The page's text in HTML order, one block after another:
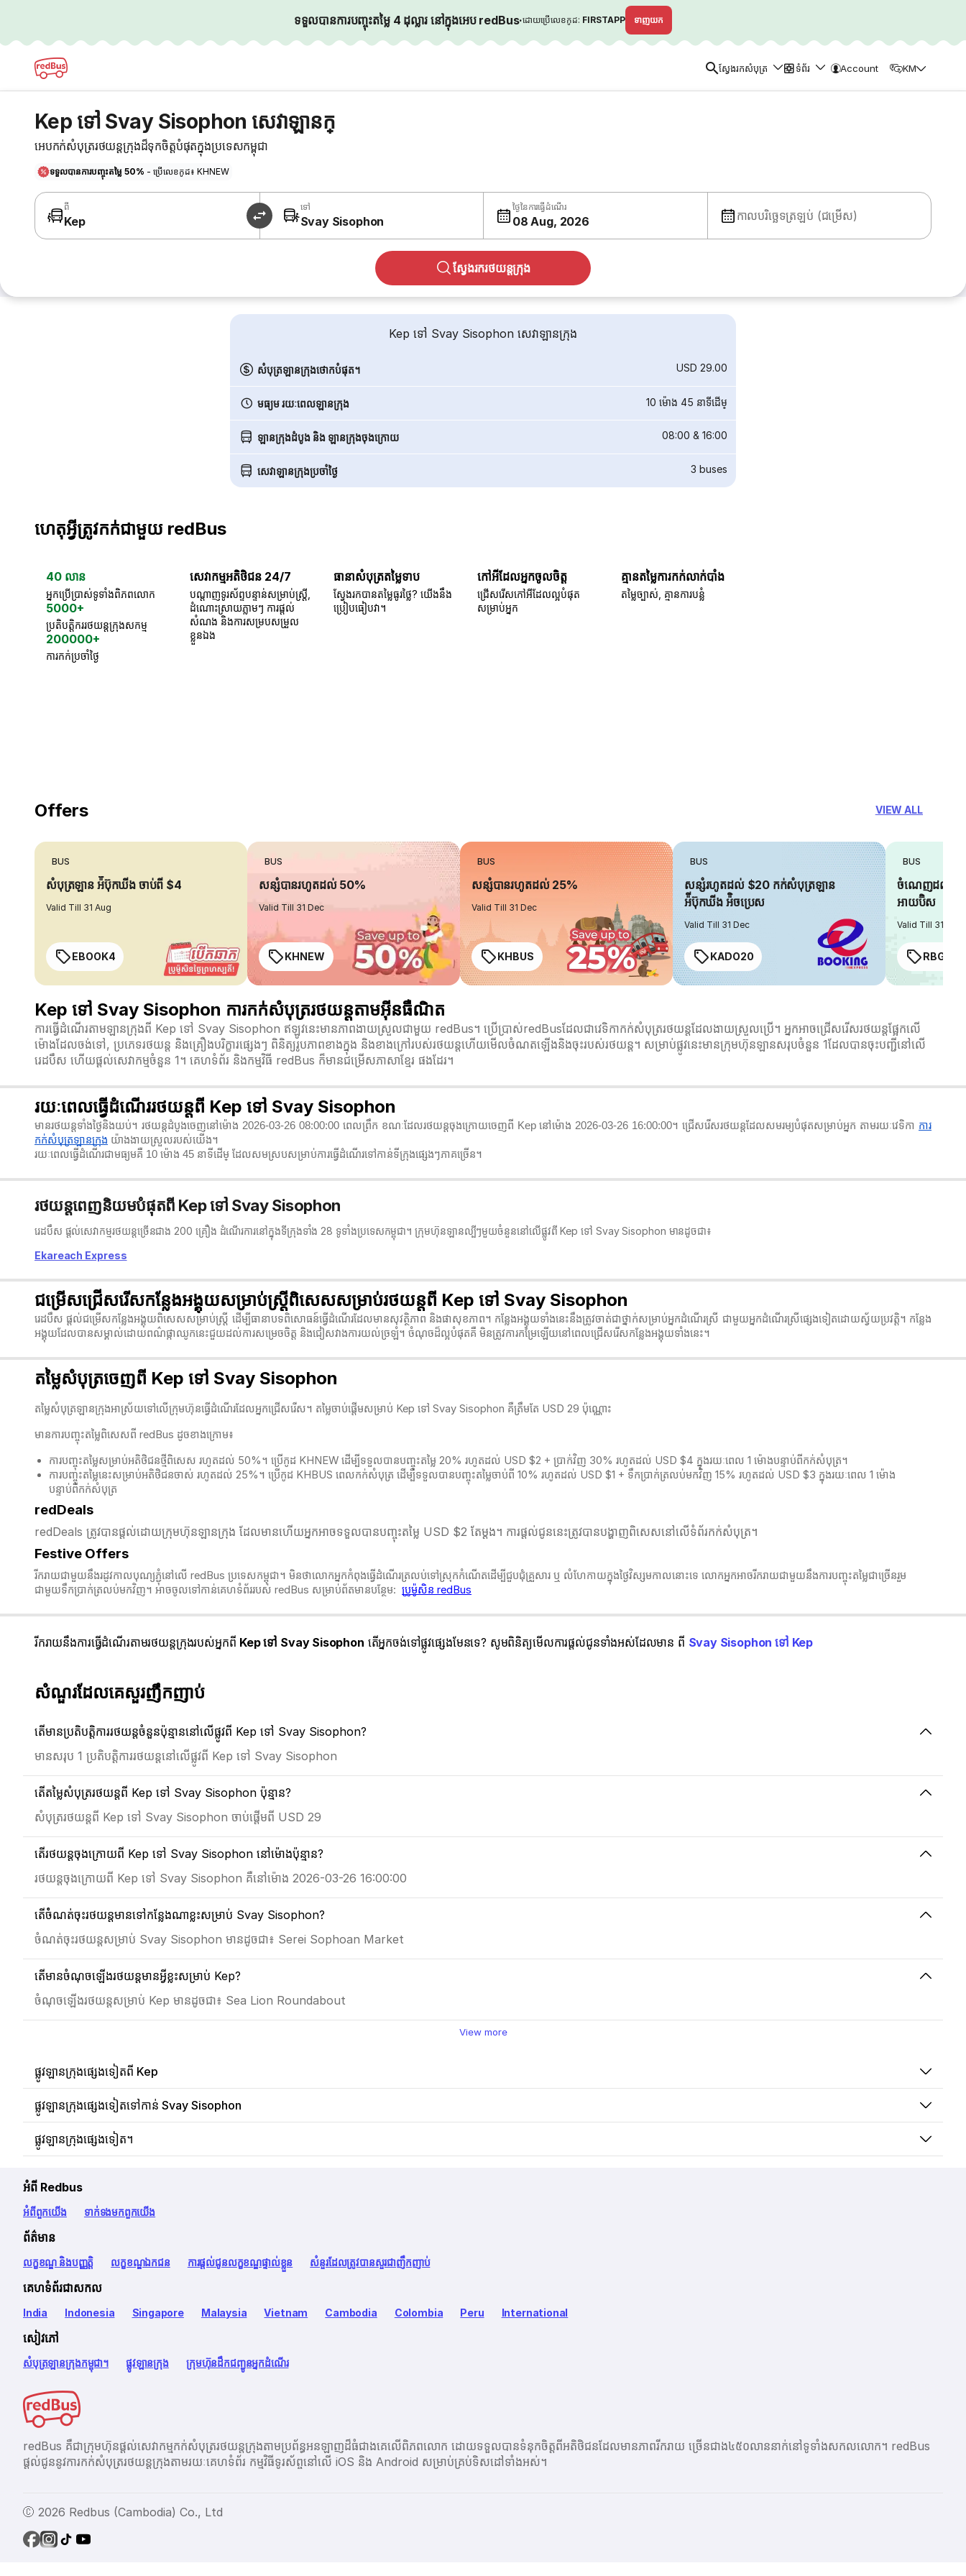
ទទួលបានការបញ្ចុះតម្លៃ 4 ដុល្លារ នៅក្នុងអេប redBus·ដោយប្រើលេខកូដ: FIRSTAPP ទាញយក
ស្វែងរកសំបុត្រ ទំព័រ Account KM
Kep ទៅ Svay Sisophon សេវាឡានក្
អេបកក់សំបុត្ររថយន្តក្រុងដ៏ទុកចិត្តបំផុតក្នុងប្រទេសកម្ពុជា
ទទួលបានការបញ្ចុះតម្លៃ 50% - ប្រើលេខកូដ៖ KHNEW
ពី
Kep
ទៅ
Svay Sisophon
ថ្ងៃនៃការធ្វើដំណើរ
08 Aug, 2026 កាលបរិច្ឆេទត្រឡប់ (ជម្រើស)
ស្វែងរករថយន្តក្រុង
Kep ទៅ Svay Sisophon សេវាឡានក្រុង
សំបុត្រឡានក្រុងថោកបំផុត។ USD 29.00
មធ្យម រយៈពេលឡានក្រុង 10 ម៉ោង 45 នាទី​ដើម្
ឡានក្រុងដំបូង និង ឡានក្រុងចុងក្រោយ 08:00 & 16:00
សេវាឡានក្រុងប្រចាំថ្ងៃ 3 buses
ហេតុអ្វីត្រូវកក់ជាមួយ redBus
40 លាន
អ្នកប្រើប្រាស់ទូទាំងពិភពលោក
5000+
ប្រតិបត្តិកររថយន្តក្រុងសកម្ម
200000+
ការកក់ប្រចាំថ្ងៃ
សេវាកម្មអតិថិជន 24/7
បណ្តាញទូរស័ព្ទបន្ទាន់សម្រាប់ស្ត្រី,
ដំណោះស្រាយភ្លាមៗ ការផ្តល់
សំណង និងការសម្របសម្រួល
ខ្លួនឯង
ធានាសំបុត្រតម្លៃទាប
ស្វែងរកបានតម្លៃធូរថ្លៃ? យើងនឹង
ប្រៀបធៀបវា។
កៅអីដែលអ្នកចូលចិត្ត
ជ្រើសរើសកៅអីដែលល្អបំផុត
សម្រាប់អ្នក
គ្មានតម្លៃការកក់លាក់បាំង
តម្លៃច្បាស់, គ្មានការបន្លំ
Offers VIEW ALL
BUS
សំបុត្រឡាន អ៉ីប៊ុកឃីង ចាប់ពី $4
Valid Till 31 Aug
EBOOK4
BUS
សន្សំបានរហូតដល់ 50%
Valid Till 31 Dec
KHNEW
BUS
សន្សំបានរហូតដល់ 25%
Valid Till 31 Dec
KHBUS
BUS
សន្សំរហូតដល់ $20 កក់សំបុត្រឡាន
អ៉ីប៊ុកឃីង អ៉ិចប្រេស
Valid Till 31 Dec
KADO20
BUS
ចំណេញដល់ $6
អាយប៊ិស
Valid Till 31 Dec
Kep ទៅ Svay Sisophon ការកក់សំបុត្ររថយន្តតាមអ៊ីនធឺណិត
ការធ្វើដំណើរតាមឡានក្រុងពី Kep ទៅ Svay Sisophon ឥឡូវនេះមានភាពងាយស្រួលជាមួយ redBus។ ប្រើប្រាស់redBusដែលជាវេទិកាកក់សំបុត្ររថយន្តដែលងាយស្រួលប្រើ។ អ្នកអាចជ្រើសរើសរថយន្តផ្អែកលើ
ម៉ោងដែលចង់ទៅ, ប្រភេទរថយន្ត និងគ្រឿងបរិក្ខារផ្សេងៗ ពិនិត្យរូបភាពខាងក្នុង និងខាងក្រៅរបស់រថយន្តហើយមើលចំណតឡើងនិងចុះរបស់រថយន្ត។ សម្រាប់ផ្លូវនេះមានក្រុមហ៊ុនឡានសរុបចំនួន 1ដែលបានចុះបញ្ជីនៅលើ
រេដបឹស ហើយផ្តល់សេវាកម្មចំនួន 1។ គេហទំព័រ និងកម្មវិធី redBus ក៏មានជម្រើសភាសាខ្មែរ ផងដែរ។
រយៈពេលធ្វើដំណើររថយន្តពី Kep ទៅ Svay Sisophon
មានរថយន្តទាំងថ្ងៃនិងយប់។ រថយន្តដំបូងចេញនៅម៉ោង 2026-03-26 08:00:00 ពេលព្រឹក ខណៈដែលរថយន្តចុងក្រោយចេញពី Kep នៅម៉ោង 2026-03-26 16:00:00។ ជ្រើសរើសរថយន្តដែលសមរម្យបំផុតសម្រាប់អ្នក តាមរយៈវេទិកា ការ
កក់សំបុត្រឡានក្រុង យ៉ាងងាយស្រួលរបស់យើង។
រយៈពេលធ្វើដំណើរជាមធ្យមគឺ 10 ម៉ោង 45 នាទី​ដើម្ ដែលសមស្របសម្រាប់ការធ្វើដំណើរទៅកាន់ទីក្រុងផ្សេងៗភាគច្រើន។
រថយន្តពេញនិយមបំផុតពី Kep ទៅ Svay Sisophon
រេដបឹស ផ្តល់សេវាកម្មរថយន្តច្រើនជាង 200 គ្រឿង ដំណើរការនៅក្នុងទីក្រុងទាំង 28 ទូទាំងប្រទេសកម្ពុជា។ ក្រុមហ៊ុនឡានល្បីៗមួយចំនួននៅលើផ្លូវពី Kep ទៅ Svay Sisophon មានដូចជា៖
Ekareach Express
ជម្រើសជ្រើសរើសកន្លែងអង្គុយសម្រាប់ស្ត្រីពិសេសសម្រាប់រថយន្តពី Kep ទៅ Svay Sisophon
រេដបឹស ផ្តល់ជម្រើសកន្លែងអង្គុយពិសេសសម្រាប់ស្ត្រី ដើម្បីធានាបទពិសោធន៍ធ្វើដំណើរដែលមានសុវត្ថិភាព និងផាសុខភាព។ កន្លែងអង្គុយទាំងនេះនឹងត្រូវចាត់ជាថ្នាក់សម្រាប់អ្នកដំណើរស្រី ជាមួយអ្នកដំណើរស្រីផ្សេងទៀតដោយស្វ័យប្រវត្តិ។ កន្លែង
អង្គុយដែលបានសម្គាល់ដោយពណ៌ផ្កាឈូកនេះជួយដល់ការសម្រេចចិត្ត និងជៀសវាងការយល់ច្រឡំ។ ចំណុចដ៏ល្អបំផុតគឺ មិនត្រូវការកម្រៃឡើយនៅពេលជ្រើសរើសកន្លែងអង្គុយទាំងនេះ។
តម្លៃសំបុត្រចេញពី Kep ទៅ Svay Sisophon
តម្លៃសំបុត្រឡានក្រុងអាស្រ័យទៅលើក្រុមហ៊ុនធ្វើដំណើរដែលអ្នកជ្រើសរើស។ តម្លៃចាប់ផ្តើមសម្រាប់ Kep ទៅ Svay Sisophon គឺត្រឹមតែ USD 29 ប៉ុណ្ណោះ
មានការបញ្ចុះតម្លៃពិសេសពី redBus ដូចខាងក្រោម៖
ការបញ្ចុះតម្លៃសម្រាប់អតិថិជនថ្មីពិសេស រហូតដល់ 50%។ ប្រើកូដ KHNEW ដើម្បីទទួលបានបញ្ចុះតម្លៃ 20% រហូតដល់ USD $2 + ប្រាក់វិញ 30% រហូតដល់ USD $4 ក្នុងរយៈពេល 1 ម៉ោងបន្ទាប់ពីកក់សំបុត្រ។
ការបញ្ចុះតម្លៃនេះសម្រាប់អតិថិជនចាស់ រហូតដល់ 25%។ ប្រើកូដ KHBUS ពេលកក់សំបុត្ រ ដើម្បីទទួលបានបញ្ចុះតម្លៃចាប់ពី 10% រហូតដល់ USD $1 + ទឹកប្រាក់ត្រលប់មកវិញ 15% រហូតដល់ USD $3 ក្នុងរយៈពេល 1 ម៉ោង
បន្ទាប់ពីកក់សំបុត្
redDeals
redDeals ត្រូវបានផ្តល់ដោយក្រុមហ៊ុនឡានក្រុង ដែលមានហើយអ្នកអាចទទួលបានបញ្ចុះតម្លៃ USD $2 តែម្ដង។ ការផ្តល់ជូននេះត្រូវបានបង្ហាញពិសេសនៅលើទំព័រកក់សំបុត្រ។​​
Festive Offers
រីករាយជាមួយនឹងរដូវកាលបុណ្យភ្ជុំ​នៅលើ redBus ប្រទេសកម្ពុជា។ មិនថាលោកអ្នកកំពុងធ្វើដំណើរត្រលប់ទៅស្រុកកំណើតដើម្បីជួបជុំគ្រួសារ ឬ លំហែកាយក្នុងថ្ងៃវិស្សមកាលនោះទេ លោកអ្នកអាចរីករាយជាមួយនឹងការបញ្ចុះតម្លៃជាច្រើនរួម
ជាមួយទឹកប្រាក់ត្រលប់មកវិញ។ អាចចូលទៅកាន់គេហទំព័ររបស់ redBus សម្រាប់ព័តមានបន្ថែម: ប្រូម៉ូសិន redBus
រីករាយនឹងការធ្វើដំណើរតាមរថយន្តក្រុងរបស់អ្នកពី Kep ទៅ Svay Sisophon តើអ្នកចង់ទៅផ្លូវផ្សេងមែនទេ? សូមពិនិត្យមើលការផ្តល់ជូនទាំងអស់ដែលមាន ពី Svay Sisophon ទៅ Kep
សំណួរដែលគេសួរញឹកញាប់
តើមានប្រតិបត្តិការរថយន្តចំនួនប៉ុន្មាននៅលើផ្លូវពី Kep ទៅ Svay Sisophon?
មានសរុប 1 ប្រតិបត្តិការរថយន្តនៅលើផ្លូវពី Kep ទៅ Svay Sisophon
តើតម្លៃសំបុត្ររថយន្តពី Kep ទៅ Svay Sisophon ប៉ុន្មាន?
សំបុត្ររថយន្តពី Kep ទៅ Svay Sisophon ចាប់ផ្តើមពី USD 29
តើរថយន្តចុងក្រោយពី Kep ទៅ Svay Sisophon នៅម៉ោងប៉ុន្មាន?
រថយន្តចុងក្រោយពី Kep ទៅ Svay Sisophon គឺនៅម៉ោង 2026-03-26 16:00:00
តើចំំណត់ចុះរថយន្តមានទៅកន្លែងណាខ្លះសម្រាប់ Svay Sisophon?
ចំណត់ចុះរថយន្តសម្រាប់ Svay Sisophon មានដូចជា៖ Serei Sophoan Market
តើមានចំណុចឡើងរថយន្តមានអ្វីខ្លះសម្រាប់ Kep?
ចំណុចឡើងរថយន្តសម្រាប់ Kep មានដូចជា៖ Sea Lion Roundabout
View more
ផ្លូវឡានក្រុងផ្សេងទៀតពី Kep
ផ្លូវឡានក្រុងផ្សេងទៀតទៅកាន់ Svay Sisophon
ផ្លូវឡានក្រុងផ្សេងទៀត។
អំពី Redbus
អំពី​ពួក​យើង ទាក់ទង​មក​ពួក​យើង
ព័ត៌មាន
លក្ខខណ្ឌ និងបញ្ញត្តិ លក្ខខណ្ឌឯកជន ការផ្តល់ជូនលក្ខខណ្ឌផ្ទាល់ខ្លួន សំនួរដែលត្រូវបានសួរជាញឹកញាប់
គេហទំព័រជាសកល
India Indonesia Singapore Malaysia Vietnam Cambodia Colombia Peru International
សៀវភៅ
សំបុត្រឡានក្រុងកម្ពុជា។ ផ្លូវឡានក្រុង ក្រុមហ៊ុនដឹកជញ្ជូនអ្នកដំណើរ
redBus គឺជាក្រុមហ៊ុនផ្តល់សេវាកម្មកក់សំបុត្ររថយន្តក្រុងតាមប្រព័ន្ធអនឡាញដ៏ធំជាងគេលើពិភពលោក ដោយទទួលបានទំនុកចិត្តពីអតិថិជនដែលមានភាពរីករាយ ច្រើនជាង​៤៥០លាននាក់នៅទូទាំងសកលលោក។ redBus
ផ្ដល់ជូននូវការកក់សំបុត្ររថយន្តក្រុងតាមរយៈគេហទំព័រ កម្មវិធីទូរស័ព្ចនៅលើ iOS និង Android សម្រាប់គ្រប់ទិសដៅទាំងអស់។
Ⓒ 2026 Redbus (Cambodia) Co., Ltd